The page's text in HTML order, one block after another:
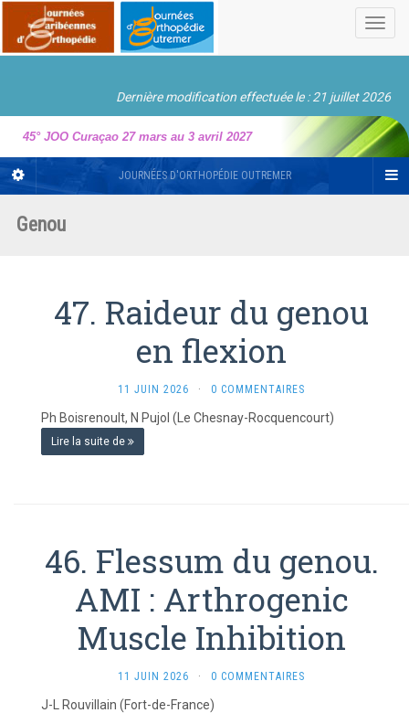
Dernière modification effectuée le : 21 juillet 2026
45° JOO Curaçao 27 mars au 3 avril 2027
JOURNÉES D'ORTHOPÉDIE OUTREMER
Genou
47. Raideur du genou
en flexion
11 JUIN 2026 · 0 COMMENTAIRES
Ph Boisrenoult, N Pujol (Le Chesnay-Rocquencourt)
Lire la suite de
46. Flessum du genou.
AMI : Arthrogenic
Muscle Inhibition
11 JUIN 2026 · 0 COMMENTAIRES
J-L Rouvillain (Fort-de-France)